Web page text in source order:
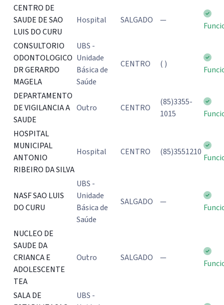
CENTRO DE
SAUDE DE SAO
LUIS DO CURU
Hospital SALGADO —
CONSULTORIO
ODONTOLOGICO
DR GERARDO
MAGELA
UBS -
Unidade
Básica de
Saúde
CENTRO ( )
DEPARTAMENTO
DE VIGILANCIA A
SAUDE
Outro CENTRO
(85)3355-
1015
HOSPITAL
MUNICIPAL
ANTONIO
RIBEIRO DA SILVA
Hospital CENTRO (85)3551210
NASF SAO LUIS
DO CURU
UBS -
Unidade
Básica de
Saúde
SALGADO —
NUCLEO DE
SAUDE DA
CRIANCA E
ADOLESCENTE
TEA
Outro SALGADO —
SALA DE
UBS -